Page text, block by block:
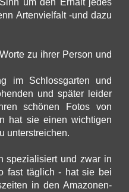
um den Erhalt jedes
Artenvielfalt -und dazu
zu ihrer Person und
im Schlossgarten und
und später leider
schönen Fotos von
hat sie einen wichtigen
unterstreichen.
spezialisiert und zwar in
fast täglich - hat sie bei
in den Amazonen-